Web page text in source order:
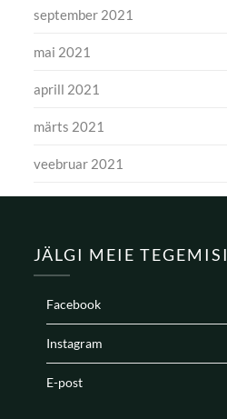
september 2021
mai 2021
aprill 2021
märts 2021
veebruar 2021
JÄLGI MEIE TEGEMISI
Facebook
Instagram
E-post